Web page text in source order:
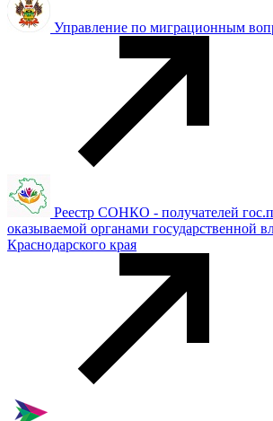
Управление по миграционным
Реестр СОНКО - получателей
оказываемой органами государственной
Краснодарского края